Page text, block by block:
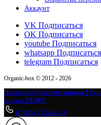
Аккаунт
VK Подписаться
OK Подписаться
youtube Подписаться
whatsapp Подписаться
telegram Подписаться
Organic-box © 2012 - 2026
Новым покупателям скидка 5%
купона NEW5
8 (495) 233-64-54